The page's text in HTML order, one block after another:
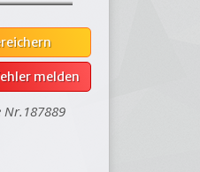
melden
Nr.187889